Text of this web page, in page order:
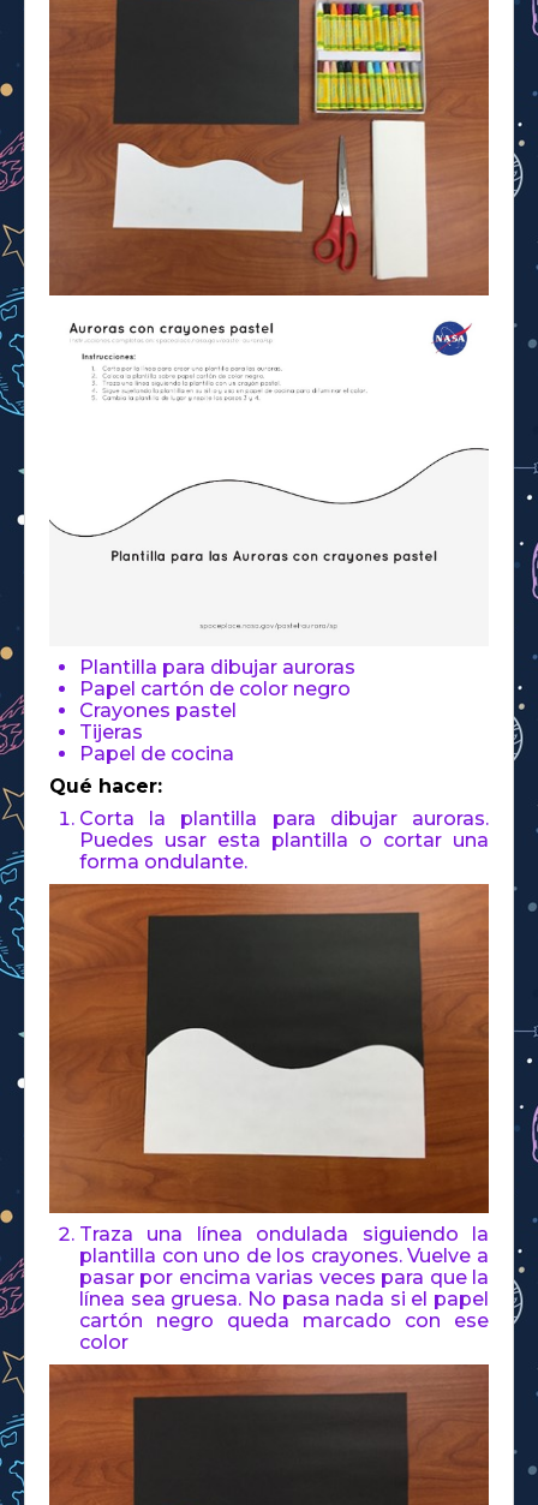
Plantilla para dibujar auroras
Papel cartón de color negro
Crayones pastel
Tijeras
Papel de cocina
Qué hacer:
Corta la plantilla para dibujar auroras.
Puedes usar esta plantilla o cortar una
forma ondulante.
Traza una línea ondulada siguiendo la
plantilla con uno de los crayones. Vuelve a
pasar por encima varias veces para que la
línea sea gruesa. No pasa nada si el papel
cartón negro queda marcado con ese
color